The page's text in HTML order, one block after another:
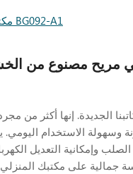
مكتب كهربائي ذكي مريح مصنوع من الخشب الصلب قابل للوقوف BG092-A1
مريح مصنوع من
الجديدة. إنها أكثر من
وسهولة الاستخدام
وإمكانية التعديل
على مكتبك